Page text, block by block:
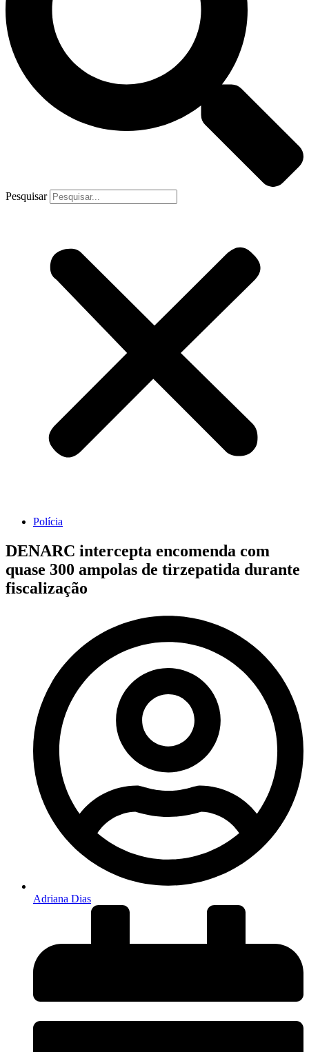
Pesquisar
Polícia
DENARC intercepta encomenda com
quase 300 ampolas de tirzepatida durante
fiscalização
Adriana Dias